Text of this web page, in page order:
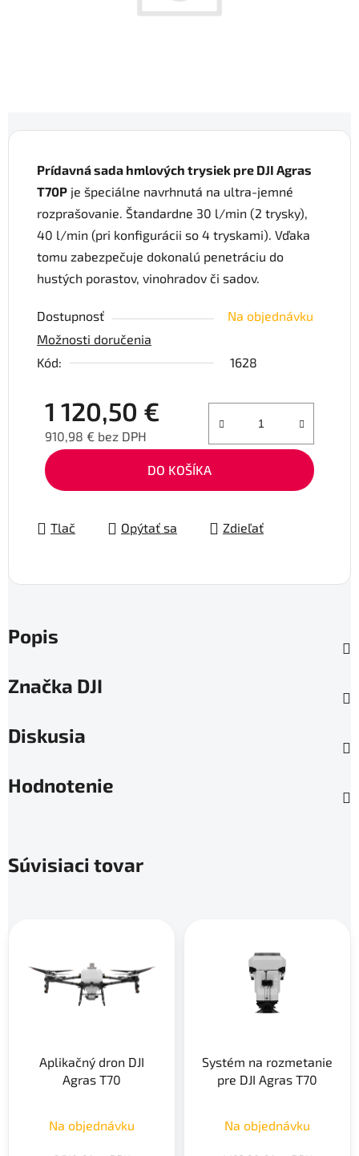
Prídavná sada hmlových trysiek pre DJI Agras
T70P je špeciálne navrhnutá na ultra-jemné
rozprašovanie. Štandardne 30 l/min (2 trysky),
40 l/min (pri konfigurácii so 4 tryskami). Vďaka
tomu zabezpečuje dokonalú penetráciu do
hustých porastov, vinohradov či sadov.
Dostupnosť
Na objednávku
Možnosti doručenia
Kód:
1628
1 120,50 €
910,98 € bez DPH
Jednotková cena:
DO KOŠÍKA
Tlač Opýtať sa Zdieľať
Popis
Značka DJI
Diskusia
Hodnotenie
Súvisiaci tovar
Aplikačný dron DJI
Agras T70
Na objednávku
Systém na rozmetanie
pre DJI Agras T70
Na objednávku